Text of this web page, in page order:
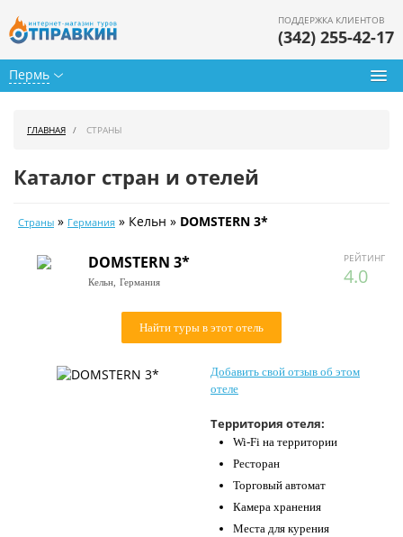
Пермь
ПОДДЕРЖКА КЛИЕНТОВ
(342) 255-42-17
Календарь туров
Цены дня
ГЛАВНАЯ СТРАНЫ
Каталог стран и отелей
Страны » Германия » Кельн » DOMSTERN 3*
РЕЙТИНГ
4.0
DOMSTERN 3*
Кельн, Германия
Найти туры в этот отель
Добавить свой отзыв об этом
отеле
Территория отеля:
Wi-Fi на территории
Ресторан
Торговый автомат
Камера хранения
Места для курения